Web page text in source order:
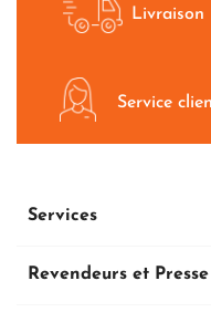
Livraison
Service
Services
Revendeurs et Presse